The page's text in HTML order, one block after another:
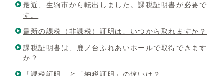
最近、生駒市から転出しました。課税証明書が必要で
す。
最新の課税（非課税）証明は、いつから取れますか？
課税証明書は、鹿ノ台ふれあいホールで取得できます
か？
「課税証明」と「納税証明」の違いは？